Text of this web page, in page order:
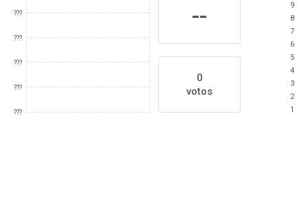
???
???
???
???
???
--
0
votos
9
8
7
6
5
4
3
2
1